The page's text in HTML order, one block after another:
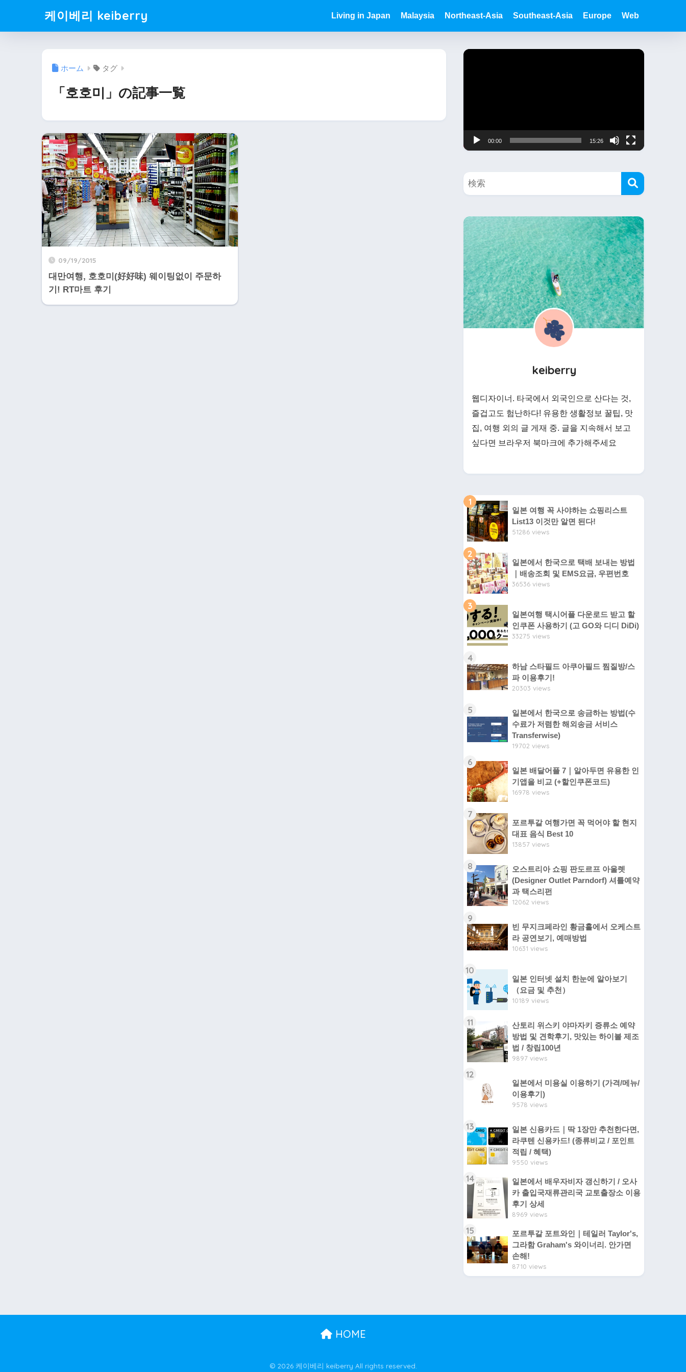
케이베리 keiberry Living in Japan Malaysia Northeast-Asia Southeast-Asia Europe Web
ホーム タグ
「호호미」の記事一覧
09/19/2015
대만여행, 호호미(好好味) 웨이팅없이 주문하
기! RT마트 후기
동
이
어
00:00 15:26
keiberry
웹디자이너. 타국에서 외국인으로 산다는 것,
즐겁고도 험난하다! 유용한 생활정보 꿀팁, 맛
집, 여행 외의 글 게재 중. 글을 지속해서 보고
싶다면 브라우저 북마크에 추가해주세요
1
일본 여행 꼭 사야하는 쇼핑리스트
List13 이것만 알면 된다!
51286 views
2
일본에서 한국으로 택배 보내는 방법
｜배송조회 및 EMS요금, 우편번호
36536 views
3
일본여행 택시어플 다운로드 받고 할
인쿠폰 사용하기 (고 GO와 디디 DiDi)
33275 views
4
하남 스타필드 아쿠아필드 찜질방/스
파 이용후기!
20303 views
5
일본에서 한국으로 송금하는 방법(수
수료가 저렴한 해외송금 서비스
Transferwise)
19702 views
6
일본 배달어플 7｜알아두면 유용한 인
기앱을 비교 (+할인쿠폰코드)
16978 views
7
포르투갈 여행가면 꼭 먹어야 할 현지
대표 음식 Best 10
13857 views
8
오스트리아 쇼핑 판도르프 아울렛
(Designer Outlet Parndorf) 셔틀예약
과 택스리펀
12062 views
9
빈 무지크페라인 황금홀에서 오케스트
라 공연보기, 예매방법
10631 views
10
일본 인터넷 설치 한눈에 알아보기
（요금 및 추천）
10189 views
11
산토리 위스키 야마자키 증류소 예약
방법 및 견학후기, 맛있는 하이볼 제조
법 / 창립100년
9897 views
12
일본에서 미용실 이용하기 (가격/메뉴/
이용후기)
9578 views
13
일본 신용카드｜딱 1장만 추천한다면,
라쿠텐 신용카드! (종류비교 / 포인트
적립 / 혜택)
9550 views
14
일본에서 배우자비자 갱신하기 / 오사
카 출입국재류관리국 교토출장소 이용
후기 상세
8969 views
15
포르투갈 포트와인｜테일러 Taylor's,
그라함 Graham's 와이너리. 안가면
손해!
8710 views
HOME
© 2026 케이베리 keiberry All rights reserved.